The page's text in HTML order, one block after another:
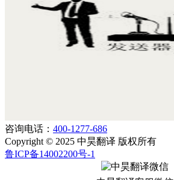
咨询电话： 400-1277-686
Copyright © 2025 中昊翻译 版权所有
鲁ICP备14002200号-1